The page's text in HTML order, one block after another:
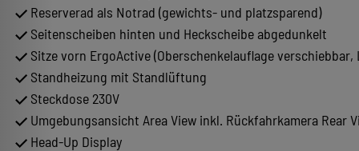
Reserverad als Notrad (gewichts- und platzsparend)
Seitenscheiben hinten und Heckscheibe abgedunkelt
Sitze vorn ErgoActive (Oberschenkelauflage
Standheizung mit Standlüftung
Steckdose 230V
Umgebungsansicht Area View inkl. Rückfahrkamera Rear
Head-Up Display